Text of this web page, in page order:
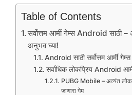
Table of Contents
सर्वोत्तम आर्मी गेम्स Android साठी
अनुभव घ्या!
Android साठी सर्वोत्तम आर्मी
सर्वाधिक लोकप्रिय Android
PUBG Mobile – अत्यंत
जाणारा गेम